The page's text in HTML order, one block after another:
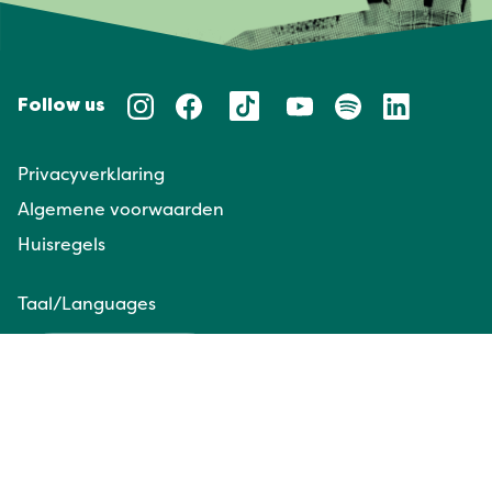
Follow us
Privacyverklaring
Algemene voorwaarden
Huisregels
Taal/Languages